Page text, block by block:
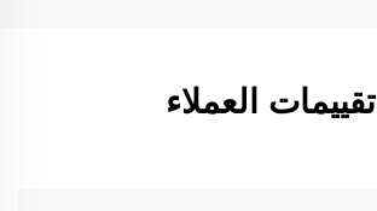
تقييمات العملاء